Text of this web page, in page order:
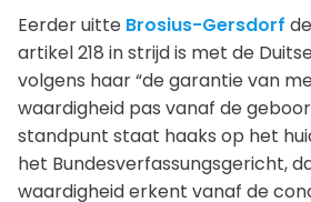
Eerder uitte Brosius-Gersdorf
artikel 218 in strijd is met de
volgens haar “de garantie van
waardigheid pas vanaf de
standpunt staat haaks op het
het Bundesverfassungsgericht,
waardigheid erkent vanaf de